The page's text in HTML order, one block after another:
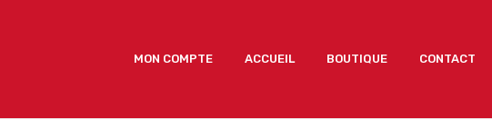
MON COMPTE ACCUEIL BOUTIQUE CONTACT